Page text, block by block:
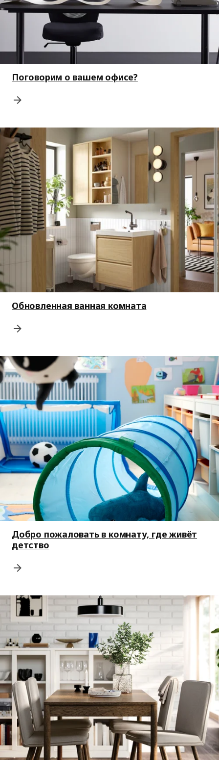
Поговорим о вашем офисе?
Обновленная ванная комната
Добро пожаловать в комнату, где живёт
детство